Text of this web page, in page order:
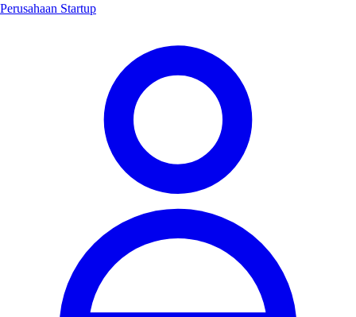
Perusahaan Startup